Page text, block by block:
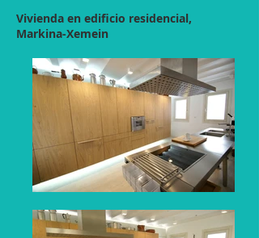
Vivienda en edificio residencial,
Markina-Xemein